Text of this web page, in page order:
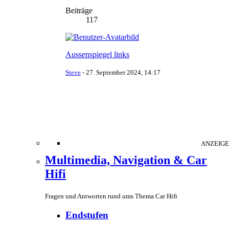
Beiträge
117
Aussenspiegel links
Steve - 27. September 2024, 14:17
ANZEIGE
Multimedia, Navigation & Car
Hifi
Fragen und Antworten rund ums Thema Car Hifi
Endstufen